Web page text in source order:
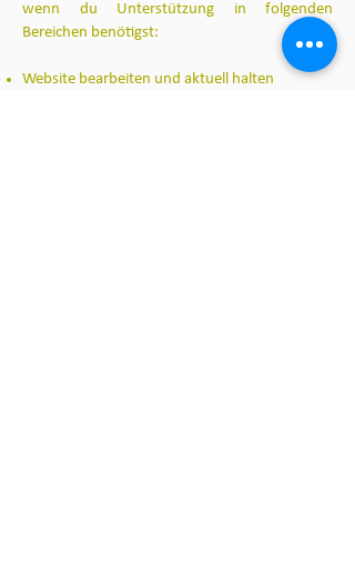
wenn du Unterstützung in folgenden
Bereichen benötigst:​
Website bearbeiten und aktuell halten